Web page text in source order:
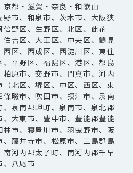
都・滋賀・奈良・和歌山
市、和泉市、茨木市、大阪狭
野区、生野区、北区、此花
吉区、大正区、中央区、鶴見
区、西成区、西淀川区、東住
平野区、福島区、港区、都島
原市、交野市、門真市、河内
北区、堺区、中区、西区、東
畷市、吹田市、摂津市、泉南
泉南郡岬町、泉南市、泉北郡
大東市、豊中市、豊能郡豊能
市、寝屋川市、羽曳野市、阪
藤井寺市、松原市、三島郡島
河内郡太子町、南河内郡千早
、八尾市